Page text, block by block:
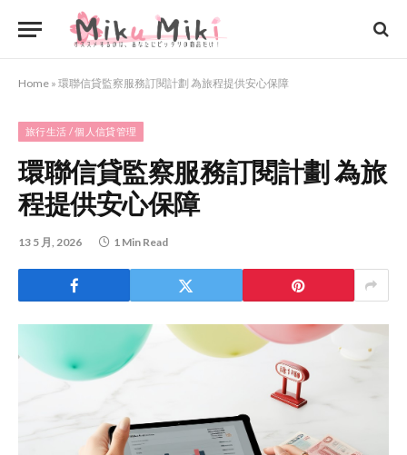
Home » 環聯信貸監察服務訂閱計劃 為旅程提供安心保障
旅行生活 / 個人信貸管理
環聯信貸監察服務訂閱計劃 為旅
程提供安心保障
13 5 月, 2026 1 Min Read